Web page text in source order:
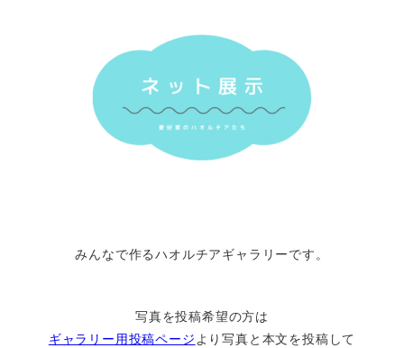
みんなで作るハオルチアギャラリーです。
写真を投稿希望の方は
ギャラリー用投稿ページ より写真と本文を投稿して